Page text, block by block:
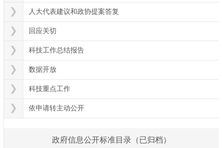
人大代表建议和政协提案答复
回应关切
科技工作总结报告
数据开放
科技重点工作
依申请转主动公开
政府信息公开标准目录（已归档）